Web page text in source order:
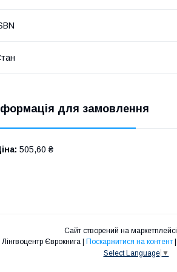
для замовлення
505,60 ₴
Сайт створений на маркетплейсі
Поскаржитися на контент
Select Language ▼